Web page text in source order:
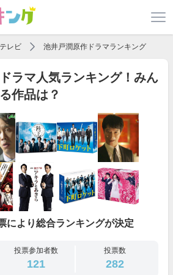
テレビ 池井戸潤原作ドラマランキング
ラマ人気ランキング！みん
作品は？
により総合ランキングが決定
投票参加者数
121
投票数
282